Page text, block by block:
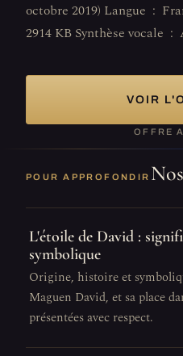
octobre 2019) Langue ‏ : ‎ Français Taille du fichier ‏ : ‎
2914
VOIR
OFFRE
POUR APPROFONDIR
L'étoile de David :
symbolique
Origine, histoire et
Maguen David, et sa place
présentées avec respect.